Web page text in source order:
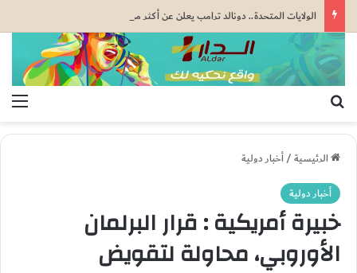
الرئيسية/أخبار دولية
أخبار دولية
خبيرة أمريكية : قرار البرلمان
الأوروبي، محاولة لتقويض